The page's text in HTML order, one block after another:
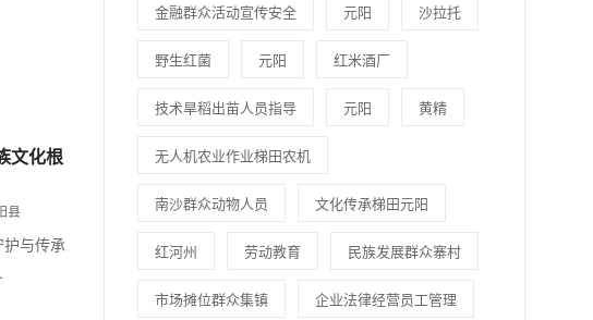
文化根
县
与传承
金融群众活动宣传安全 元阳 沙拉托
野生红菌 元阳 红米酒厂
技术旱稻出苗人员指导 元阳 黄精
无人机农业作业梯田农机
南沙群众动物人员 文化传承梯田元阳
红河州 劳动教育 民族发展群众寨村
市场摊位群众集镇 企业法律经营员工管理